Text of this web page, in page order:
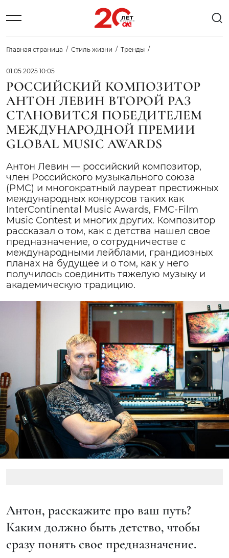
Главная страница Стиль жизни Тренды
01.05.2025 10:05
РОССИЙСКИЙ КОМПОЗИТОР
АНТОН ЛЕВИН ВТОРОЙ РАЗ
СТАНОВИТСЯ ПОБЕДИТЕЛЕМ
МЕЖДУНАРОДНОЙ ПРЕМИИ
GLOBAL MUSIC AWARDS
Антон Левин — российский композитор,
член Российского музыкального союза
(РМС) и многократный лауреат престижных
международных конкурсов таких как
InterContinental Music Awards, FMC-Film
Music Contest и многих других. Композитор
рассказал о том, как с детства нашел свое
предназначение, о сотрудничестве с
международными лейблами, грандиозных
планах на будущее и о том, как у него
получилось соединить тяжелую музыку и
академическую традицию.
Антон, расскажите про ваш путь?
Каким должно быть детство, чтобы
сразу понять свое предназначение.